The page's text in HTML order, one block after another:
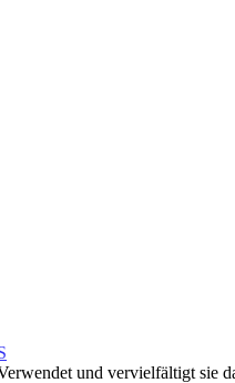
und vervielfältigt sie